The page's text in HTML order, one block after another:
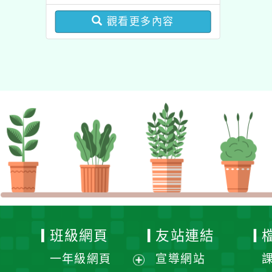
組G-4-6『健康學一下』
澳洲塔斯馬尼亞大學參訪
增能課程計畫
觀看更多內容
班級網頁
一年級網頁
友站連結
宣導網站